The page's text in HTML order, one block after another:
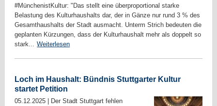
#MünchenistKultur: "Das stellt eine überproportional starke
Belastung des Kulturhaushalts dar, der in Gänze nur rund 3 % des
Gesamthaushalts der Stadt ausmacht. Unterm Strich bedeuten die
geplanten Kürzungen, dass der Kulturhaushalt mehr als doppelt so
stark...
Weiterlesen
Loch im Haushalt: Bündnis Stuttgarter Kultur
startet Petition
05.12.2025 | Der Stadt Stuttgart fehlen